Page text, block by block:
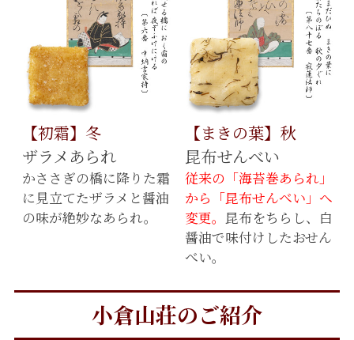
【初霜】冬
ザラメあられ
かささぎの橋に降りた霜
に見立てたザラメと醤油
の味が絶妙なあられ。
【まきの葉】秋
昆布せんべい
従来の「海苔巻あられ」
から「昆布せんべい」へ
変更。 昆布をちらし、白
醤油で味付けしたおせん
べい。
小倉山荘のご紹介